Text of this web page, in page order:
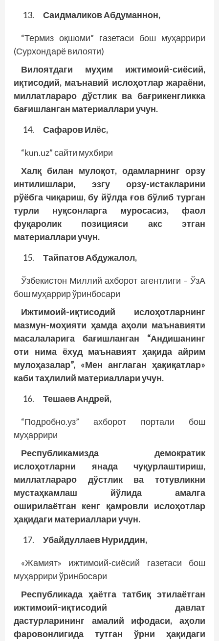
Саидмаликов Абдуманнон,
“Термиз оқшоми” газетаси бош муҳаррири
(Сурхондарё вилояти)
Вилоятдаги муҳим ижтимоий-сиёсий,
иқтисодий, маънавий ислоҳотлар жараёни,
миллатлар­аро дўстлик ва бағрикенгликка
бағишланган материаллари учун.
Сафаров Илёс,
“kun.uz” сайти мухбири
Халқ билан мулоқот, одамларнинг орзу
интилишлари, эзгу орзу-ис­такларини
рўёбга чиқариш, бу йўлда ғов бўлиб турган
турли нуқсонларга муросасиз, фаол
фуқаролик пози­цияси акс этган
материаллари учун.
Тайпатов Абдужалол,
Ўзбекистон Миллий ахборот агентлиги – ЎзА
бош муҳаррир ўринбосари
Ижтимоий-иқтисодий ислоҳотларнинг
мазмун-моҳияти ҳамда аҳоли маънавияти
масалаларига бағишланган “Андишанинг
оти нима ёхуд маънавият ҳақида айрим
мулоҳазалар”, «Мен англаган ҳақиқатлар»
каби таҳлилий материаллари учун.
Тешаев Андрей,
“Подробно.уз” ахборот портали бош
муҳаррири
Республикамизда демократик
ислоҳотларни янада чуқурлаштириш,
миллатлараро дўстлик ва тотувликни
мустаҳкамлаш йўлида амалга
оширилаётган кенг қамровли ислоҳотлар
ҳақидаги материаллари учун.
Убайдуллаев Нуриддин,
«Жамият» ижтимоий-сиёсий газетаси бош
муҳаррири ўринбосари
Республикада ҳаётга татбиқ этилаётган
ижтимоий-иқтисодий давлат
дастурларининг амалий ифодаси, аҳоли
фаровонлигида тутган ўрни ҳақидаги